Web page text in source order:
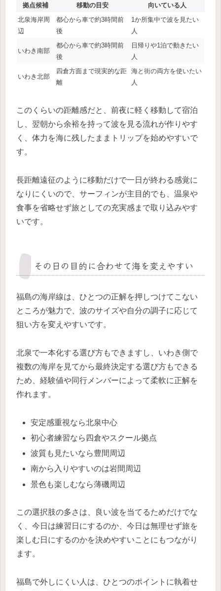
拠点候補 移動の目安
向いている人
北泉海岸周
辺
都心から車で約3時間前
後
1か所集中で波を見たい
人
いわき南部
都心から車で約3時間前
後
日帰りや1泊で動きたい
人
いわき北部
四倉方面まで現実的な距
離
海と街の両方を使いたい
人
このくらいの距離感だと、前夜に軽く移動して宿泊
し、翌朝から余裕を持って波を見る流れが作りやす
く、体力を海に残したままトリップを始めやすいで
す。
長距離遠征のように移動だけで一日が終わる感覚に
なりにくいので、サーフィンが主目的でも、温泉や
食事を省略せず旅としての充実感まで取り込みやす
いです。
その日の目的に合わせて海を変えやすい
福島の海岸線は、ひとつの正解を押しつけてこない
ところが魅力で、波のサイズや自分の調子に応じて
狙い方を変えやすいです。
北泉で一本化する選び方もできますし、いわき側で
複数の海岸を見てから最終決定する選び方もできる
ため、経験値や同行メンバーによって柔軟に正解を
作れます。
安定感重視なら北泉中心
初心者練習なら四倉やスクール拠点
波質も見たいなら豊間周辺
南から入りやすいのは岩間周辺
景色も楽しむなら薄磯周辺
この選択肢の多さは、良い波を当てるためだけでな
く、今日は練習日にするのか、今日は無理せず旅を
楽しむ日にするのかを決めやすいことにもつながり
ます。
福島で外しにくい人は、ひとつのポイントに執着せ